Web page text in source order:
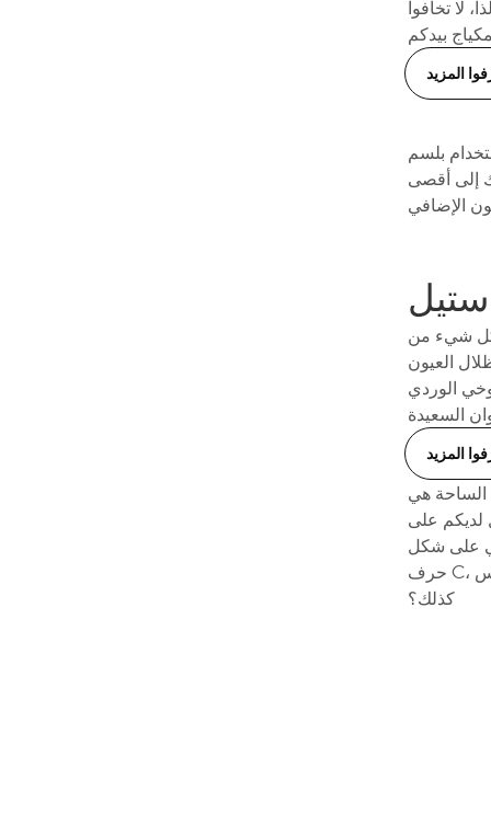
لا تخافوا
المزيد
باستخدام بلسم
إلى أقصى
كل شيء من
العيون
الوردي
المزيد
الساحة هي
لديكم على
على شكل
حرف C، ستحصلون على مظهر يشبه عملية شد الوجه! لا يمكن أن يكون أفضل من هذا، أليس
كذلك؟